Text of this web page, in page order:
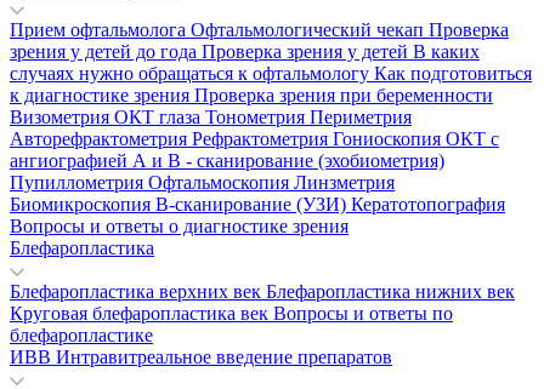
Прием офтальмолога Офтальмологический чекап Проверка
зрения у детей до года Проверка зрения у детей В каких
случаях нужно обращаться к офтальмологу Как подготовиться
к диагностике зрения Проверка зрения при беременности
Визометрия ОКТ глаза Тонометрия Периметрия
Авторефрактометрия Рефрактометрия Гониоскопия ОКТ с
ангиографией А и В - сканирование (эхобиометрия)
Пупиллометрия Офтальмоскопия Линзметрия
Биомикроскопия В-сканирование (УЗИ) Кератотопография
Вопросы и ответы о диагностике зрения
Блефаропластика
Блефаропластика верхних век Блефаропластика нижних век
Круговая блефаропластика век Вопросы и ответы по
блефаропластике
ИВВ Интравитреальное введение препаратов